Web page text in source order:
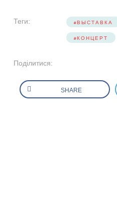
Теги: ВЫСТАВКА
КОНЦЕРТ
Поділитися:
SHARE